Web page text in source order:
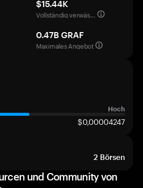
$15.44K
Vollständig verwässerte Bewertung
0.47B GRAF
Maximales Angebot
Hoch
$0,00004247
2 Börsen
und Community von